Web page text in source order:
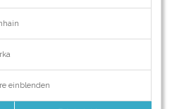
einblenden